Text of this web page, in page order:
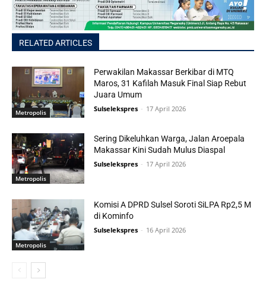
RELATED ARTICLES
Metropolis
Perwakilan Makassar Berkibar di MTQ
Maros, 31 Kafilah Masuk Final Siap Rebut
Juara Umum
Sulselekspres - 17 April 2026
Metropolis
Sering Dikeluhkan Warga, Jalan Aroepala
Makassar Kini Sudah Mulus Diaspal
Sulselekspres - 17 April 2026
Metropolis
Komisi A DPRD Sulsel Soroti SiLPA Rp2,5 M
di Kominfo
Sulselekspres - 16 April 2026